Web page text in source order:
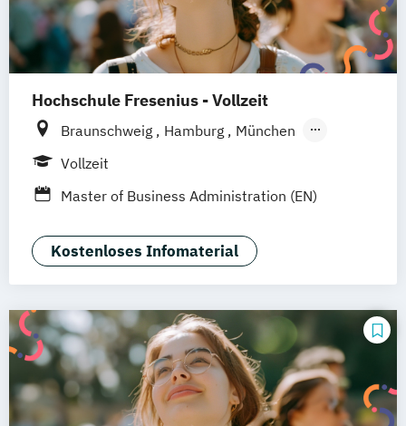
Hochschule Fresenius - Vollzeit
Braunschweig Hamburg
München
Düsseldorf
Wiesbaden Wolfenbüttel Erfurt
Vollzeit
Master of Business Administration (EN)
Kostenloses Infomaterial